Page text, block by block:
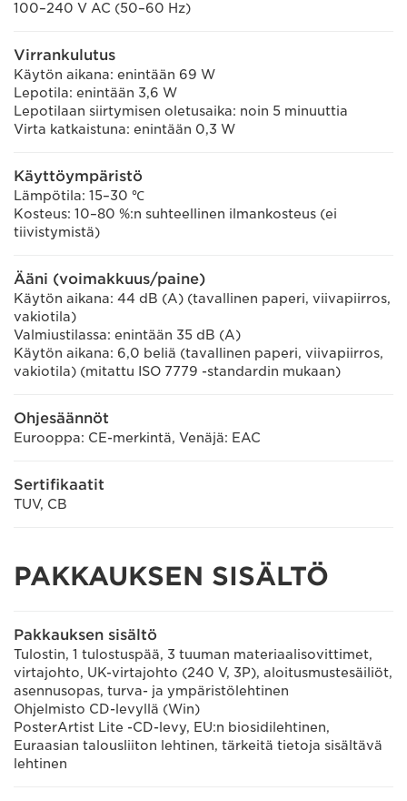
100–240 V AC (50–60 Hz)
Virrankulutus
Käytön aikana: enintään 69 W
Lepotila: enintään 3,6 W
Lepotilaan siirtymisen oletusaika: noin 5 minuuttia
Virta katkaistuna: enintään 0,3 W
Käyttöympäristö
Lämpötila: 15–30 ℃
Kosteus: 10–80 %:n suhteellinen ilmankosteus (ei
tiivistymistä)
Ääni (voimakkuus/paine)
Käytön aikana: 44 dB (A) (tavallinen paperi, viivapiirros,
vakiotila)
Valmiustilassa: enintään 35 dB (A)
Käytön aikana: 6,0 beliä (tavallinen paperi, viivapiirros,
vakiotila) (mitattu ISO 7779 -standardin mukaan)
Ohjesäännöt
Eurooppa: CE-merkintä, Venäjä: EAC
Sertifikaatit
TUV, CB
PAKKAUKSEN SISÄLTÖ
Pakkauksen sisältö
Tulostin, 1 tulostuspää, 3 tuuman materiaalisovittimet,
virtajohto, UK-virtajohto (240 V, 3P), aloitusmustesäiliöt,
asennusopas, turva- ja ympäristölehtinen
Ohjelmisto CD-levyllä (Win)
PosterArtist Lite -CD-levy, EU:n biosidilehtinen,
Euraasian talousliiton lehtinen, tärkeitä tietoja sisältävä
lehtinen